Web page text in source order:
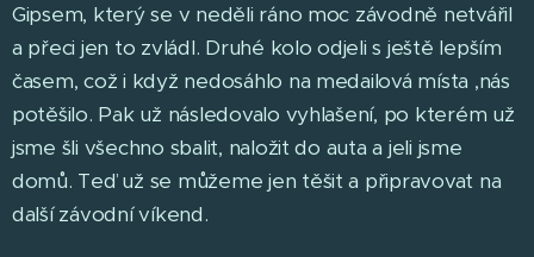
Gipsem, který se v neděli ráno moc závodně netvářil
a přeci jen to zvládl. Druhé kolo odjeli s ještě lepším
časem, což i když nedosáhlo na medailová místa ,nás
potěšilo. Pak už následovalo vyhlašení, po kterém už
jsme šli všechno sbalit, naložit do auta a jeli jsme
domů. Teď už se můžeme jen těšit a připravovat na
další závodní víkend.